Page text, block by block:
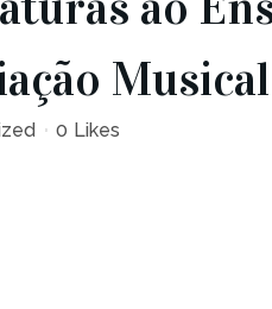
Musical
0 Likes